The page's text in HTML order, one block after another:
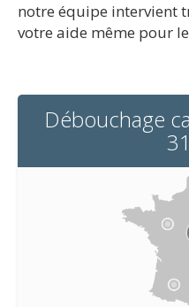
notre équipe intervient
votre aide même pour
Débouchage